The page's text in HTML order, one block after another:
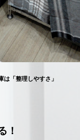
「整理しやすさ」
！